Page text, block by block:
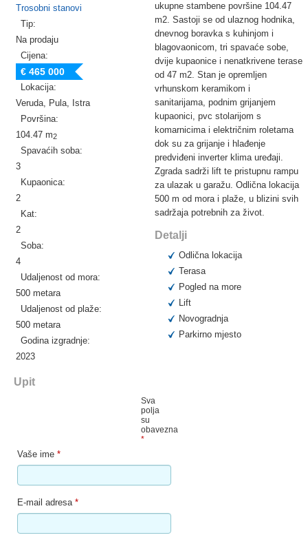
Trosobni stanovi
Tip:
Na prodaju
Cijena:
€ 465 000
Lokacija:
Veruda, Pula, Istra
Površina:
104.47 m2
Spavaćih soba:
3
Kupaonica:
2
Kat:
2
Soba:
4
Udaljenost od mora:
500 metara
Udaljenost od plaže:
500 metara
Godina izgradnje:
2023
Upit
Sva
polja
su
obavezna
*
Vaše ime *
E-mail adresa *
ukupne stambene površine 104.47
m2. Sastoji se od ulaznog hodnika,
dnevnog boravka s kuhinjom i
blagovaonicom, tri spavaće sobe,
dvije kupaonice i nenatkrivene terase
od 47 m2. Stan je opremljen
vrhunskom keramikom i
sanitarijama, podnim grijanjem
kupaonici, pvc stolarijom s
komarnicima i električnim roletama
dok su za grijanje i hlađenje
predviđeni inverter klima uređaji.
Zgrada sadrži lift te pristupnu rampu
za ulazak u garažu. Odlična lokacija
500 m od mora i plaže, u blizini svih
sadržaja potrebnih za život.
Detalji
Odlična lokacija
Terasa
Pogled na more
Lift
Novogradnja
Parkirno mjesto